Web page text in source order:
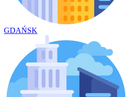
GDAŃSK